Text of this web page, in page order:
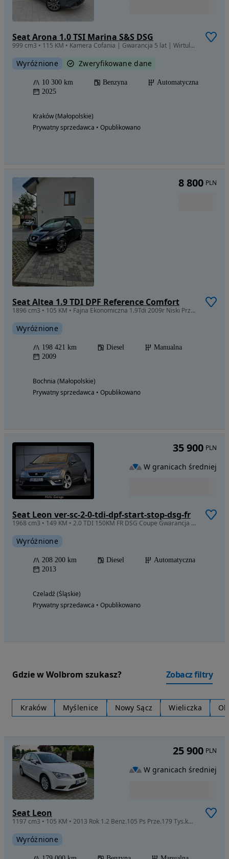
Seat Arona 1.0 TSI Marina S&S DSG
999 cm3 • 115 KM • Kamera Cofania | Gwarancja 5 lat | Wirtulane zegary | DSG | salon PL
Wyróżnione Zweryfikowane dane
10 300 km Benzyna
Automatyczna
2025
Kraków (Małopolskie)
Prywatny sprzedawca • Opublikowano
Seat Altea 1.9 TDI DPF Reference Comfort
1896 cm3 • 105 KM • Fajna Ekonomiczna 1.9Tdi 2009r Niski Przebieg Polecam
Wyróżnione
198 421 km Diesel
Manualna
2009
Bochnia (Małopolskie)
Prywatny sprzedawca • Opublikowano
8 800 PLN
Seat Leon ver-sc-2-0-tdi-dpf-start-stop-dsg-fr
1968 cm3 • 149 KM • 2.0 TDI 150KM FR DSG Coupe Gwarancja Przebiegu Serwis Led Matrix Navi
Wyróżnione
208 200 km Diesel
Automatyczna
2013
Czeladź (Śląskie)
Prywatny sprzedawca • Opublikowano
35 900 PLN
W granicach średniej
Gdzie w Wolbrom szukasz? Zobacz filtry
Kraków Myślenice Nowy Sącz Wieliczka
Seat Leon
1197 cm3 • 105 KM • 2013 Rok 1.2 Benz.105 Ps Prze.179 Tys.km 100% Bezwypadek Igiełka
Wyróżnione
25 900 PLN
W granicach średniej